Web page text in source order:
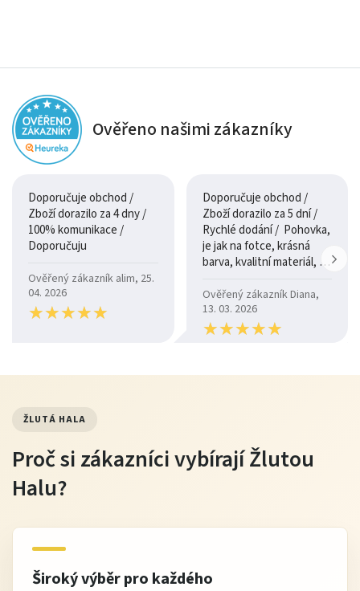
Ověřeno našimi zákazníky
Doporučuje obchod /
Zboží dorazilo za 4 dny /
100% komunikace /
Doporučuju
Ověřený zákazník alim, 25.
04. 2026
★★★★★
★★★★★
Doporučuje obchod /
Zboží dorazilo za 5 dní /
Rychlé dodání / Pohovka,
je jak na fotce, krásná
barva, kvalitní materiál, a
Ověřený zákazník Diana,
13. 03. 2026
★★★★★
★★★★★
ŽLUTÁ HALA
Proč si zákazníci vybírají Žlutou
Halu?
Široký výběr pro každého